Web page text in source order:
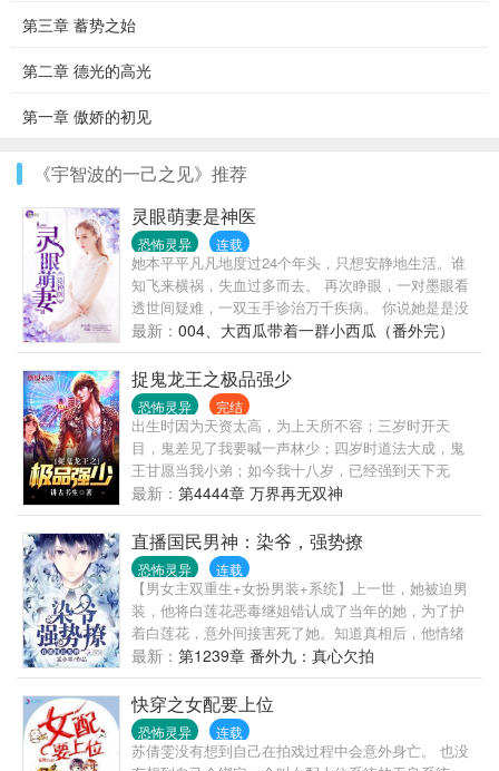
第三章 蓄势之始
第二章 德光的高光
第一章 傲娇的初见
《宇智波的一己之见》推荐
灵眼萌妻是神医
恐怖灵异 连载
她本平平凡凡地度过24个年头，只想安静地生活。谁
知飞来横祸，失血过多而去。 再次睁眼，一对墨眼看
透世间疑难，一双玉手诊治万千疾病。 你说她是是没
人要的赔钱货？ 不好意思！爸妈和三个哥哥宠着她，
恨不得摘个月亮送给她！ 你说她就是个没钱没背景的
穷丫头？ 不好意思！你想一想想想整天跟着她的面瘫
男叫啥？ 你说她只是靠别人，没有一点真本事？ 嘿！
那你就大错特错了，异能一出手，就只有没有。你当
华国的高层都是傻子，没事叫她去遛鸟看花？ 他是华
国最年轻的少将，小小年纪，战功赫赫。军营里有他
在的地方常常是寒风凛冽，小兵们哀怨不已“老大，我
们想要大晴天”。只是，迎接他们的是狂风暴雨。 但
是，自从遇到了她，一切都变了。小兵们发现大晴天
经常光顾他们了，可是偶尔的阴雨连绵是怎么回
事？“嫂子让老大跪搓衣板了吧！”某小兵不怕死的说。
只是回答他的是更加哀怨的表情。 从此道上流行一句
话：惹着老大不要紧，他只会无视你，但是惹着嫂子
问题就大了，他会灭了你！ 总之，这是一篇异能互宠
文，有军婚，有养成。作者保证只虐渣。欢迎跳坑。
最新： 004、大西瓜带着一群小西瓜（番外完）
捉鬼龙王之极品强少
恐怖灵异 完结
出生时因为天资太高，为上天所不容；三岁时开天
目，鬼差见了我要喊一声林少；四岁时道法大成，鬼
王甘愿当我小弟；如今我十八岁，已经强到天下无
敌，当然这些不重要，我只想问一下，有个千年冷艳
女僵尸，她要非要当我老婆，收还是不收？在线等，
急！
最新： 第4444章 万界再无双神
直播国民男神：染爷，强势撩
恐怖灵异 连载
【男女主双重生+女扮男装+系统】上一世，她被迫男
装，他将白莲花恶毒继姐错认成了当年的她，为了护
着白莲花，意外间接害死了她。知道真相后，他情绪
波动之下，车祸丧生。陌染本以为自己就这么挂掉
了，没想到，跨越位面而来的系统成功拯救了她。嘟
嘟：最强男神位面直播系统的观众从不看战五渣，所
以陌染，你必须强大。带着系统重返高中，遇见同样
重生归来的他。虐渣打脸，一步步走上人生巅峰，陌
染表示，男神在此，撩不倒你算我输。【宠文+爽文，
最新： 第1239章 番外九：真心欠拍
快穿之女配要上位
恐怖灵异 连载
苏倩雯没有想到自己在拍戏过程中会意外身亡。 也没